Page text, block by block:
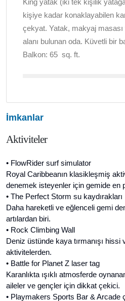
King yatak (iki tek kişilik
kişiye kadar konaklayabilen
çekyat. Yatak, makyaj
alanı bulunan oda. Küvetli bir
Balkon: 65 sq. ft.
İmkanlar
Aktiviteler
• FlowRider surf simulator
Royal Caribbeanın klasikleşmiş
denemek isteyenler için gemide en
• The Perfect Storm su kaydırakları
Daha hareketli ve eğlenceli gemi
artılardan biri.
• Rock Climbing Wall
Deniz üstünde kaya tırmanışı
aktivitelerden.
• Battle for Planet Z laser tag
Karanlıkta ışıklı atmosferde
aileler ve gençler için dikkat çekici.
• Playmakers Sports Bar & Arcade